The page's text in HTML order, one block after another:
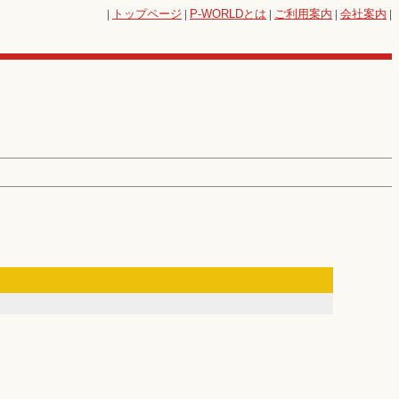
| トップページ | P-WORLDとは | ご利用案内 | 会社案内 |